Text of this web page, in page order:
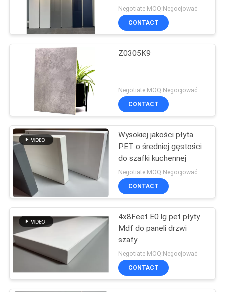
POPROSIĆ
WYCENĘ
SITEMAP
PRIVACY
POLICY
Teksturowane
panele MDF
14
Lekka płyta
warstwowa
10
Płyta HPL
projektowania mebli
Negotiate MOQ:Negocjować
CONTACT
Z0305K9
Negotiate MOQ:Negocjować
CONTACT
Wysokiej jakości płyta
PET o średniej gęstości
do szafki kuchennej
Negotiate MOQ:Negocjować
CONTACT
4x8Feet E0 lg pet płyty
Mdf do paneli drzwi
szafy
Negotiate MOQ:Negocjować
CONTACT